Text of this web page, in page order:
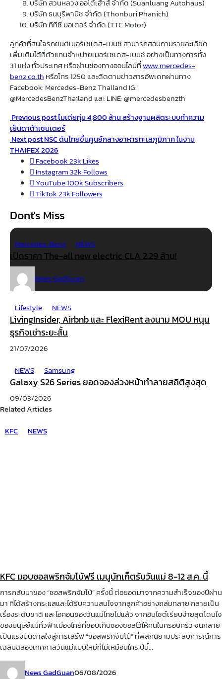
บริษัท สวนหลวง ออโต้เฮ้าส์ จำกัด (Suanluang Autohaus)
บริษัท ธนบุรีพานิช จำกัด (Thonburi Phanich)
บริษัท ทีทีซี มอเตอร์ จำกัด (TTC Motor)
ลูกค้าที่สนใจรถยนต์เมอร์เซเดส-เบนซ์ สามารถสอบถามรายละเอียด
เพิ่มเติมได้ที่ตัวแทนจำหน่ายเมอร์เซเดส-เบนซ์ อย่างเป็นทางการทั้ง
31 แห่ง ทั่วประเทศ หรือผ่านช่องทางออนไลน์ที่www.mercedes-
benz.co.th หรือโทร 1250 และติดตามข่าวสารอัพเดทผ่านทาง
Facebook: Mercedes-Benz Thailand IG:
@MercedesBenzThailand และ LINE: @mercedesbenzth
Previous postไมเดียทุ่ม 4,800 ล้าน สร้างฐานผลิตระบบทำความ
เย็นดาต้าเซนเตอร์
Next postNSC ดันไทยขึ้นศูนย์กลางอาหารทะเลภูมิภาค ในงาน
THAIFEX 2026
Facebook23k Likes
Instagram32k Follows
YouTube100kSubscribers
TikTok23k Followers
Dont's Miss
Mercedes-Benz NEWS
เปิดราคา The-all new electric CLA 2.29 ล้าน!
News GadGuan
Lifestyle NEWS
LivingInsider, Airbnb และ FlexiRent ลงนาม MOU หนุน
ธุรกิจเช่าระยะสั้น
21/07/2026
NEWS
Samsung
Galaxy S26 Series ยอดจองล่วงหน้าทำลายสถิติสูงสุด
09/03/2026
Related Articles
KFC
NEWS
KFC มอบซอสพริกจัมโบ้ฟรี เมนูบักเก็ตรับวันแม่ 8-12 ส.ค. นี้
การกลับมาของ “ซอสพริกจัมโบ้” ครั้งนี้ ต่อยอดมาจากความสำเร็จของปีผ่าน
มา ที่ได้สร้างกระแสและได้รับความสนใจจากลูกค้าอย่างถล่มทลาย กลายเป็น
เรื่องระดับชาติ และไอคอนของวันแม่ไทยไปแล้ว จากอินไซต์เรียบง่ายสุดโดนใจ
ของมนุษย์แม่ทั่วฟ้าเมืองไทยที่ชอบเก็บซองซอสไว้ให้คนในครอบครัว จนกลาย
เป็นแรงบันดาลใจสู่การเสิร์ฟ “ซอสพริกจัมโบ้” ที่พลิกนิยามประสบการณ์การ
เฉลิมฉลองเทศกาลวันแม่แบบใหม่ที่ไม่เหมือนใคร ปีนี้...
News GadGuan06/08/2026